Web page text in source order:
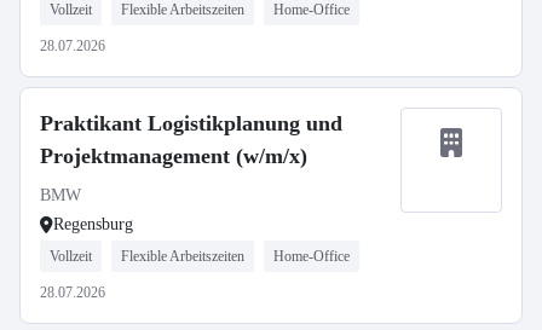
Vollzeit Flexible Arbeitszeiten Home-Office
28.07.2026
Praktikant Logistikplanung und
Projektmanagement (w/m/x)
BMW
Regensburg
Vollzeit Flexible Arbeitszeiten Home-Office
28.07.2026